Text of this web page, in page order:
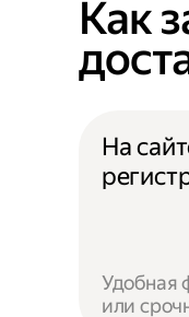
Как
На
Удобная
или